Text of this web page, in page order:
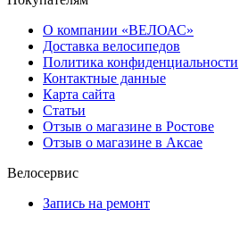
О компании «ВЕЛОАС»
Доставка велосипедов
Политика конфиденциальности
Контактные данные
Карта сайта
Статьи
Отзыв о магазине в Ростове
Отзыв о магазине в Аксае
Велосервис
Запись на ремонт